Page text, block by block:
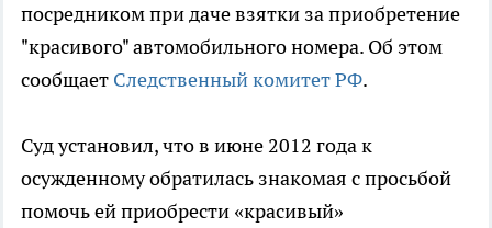
посредником при даче взятки за приобретение
"красивого" автомобильного номера. Об этом
сообщает Следственный комитет РФ.
Суд установил, что в июне 2012 года к
осужденному обратилась знакомая с просьбой
помочь ей приобрести «красивый»